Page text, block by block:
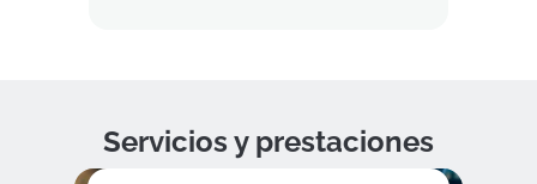
Servicios y prestaciones